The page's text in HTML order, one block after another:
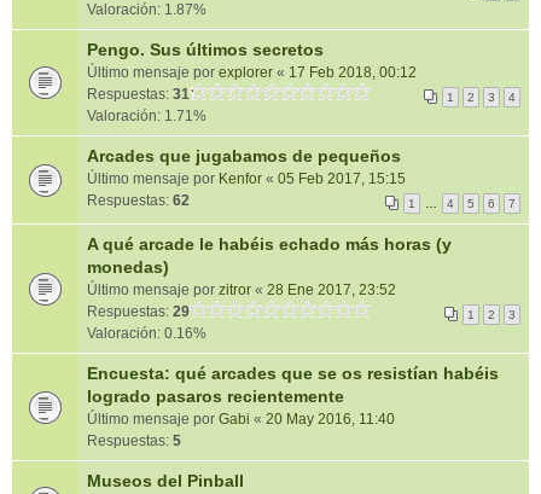
Valoración: 1.87%
Pengo. Sus últimos secretos
Último mensaje por explorer « 17 Feb 2018, 00:12
Respuestas: 31 1 2 3 4
Valoración: 1.71%
Arcades que jugabamos de pequeños
Último mensaje por Kenfor « 05 Feb 2017, 15:15
Respuestas: 62 1 4 5 6 7
A qué arcade le habéis echado más horas (y
monedas)
Último mensaje por zitror « 28 Ene 2017, 23:52
Respuestas: 29 1 2 3
Valoración: 0.16%
Encuesta: qué arcades que se os resistían habéis
logrado pasaros recientemente
Último mensaje por Gabi « 20 May 2016, 11:40
Respuestas: 5
Museos del Pinball